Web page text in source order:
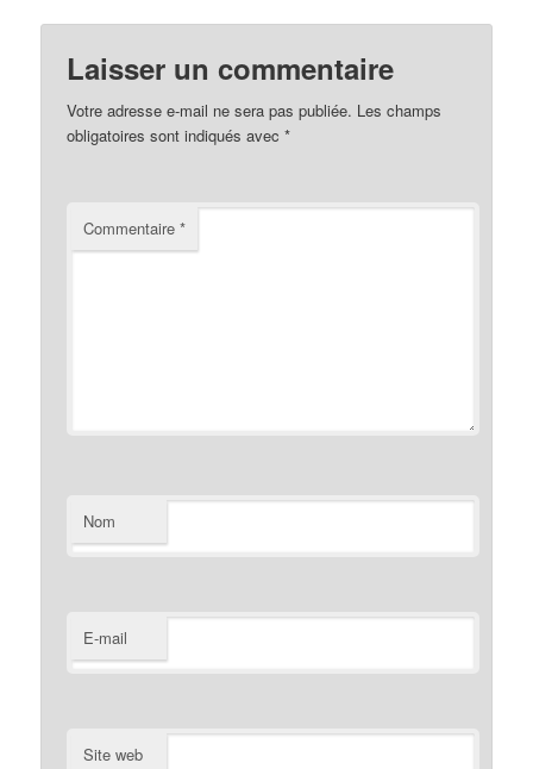
Laisser un commentaire
Votre adresse e-mail ne sera pas publiée. Les champs
obligatoires sont indiqués avec*
Commentaire*
Nom
E-mail
Site web